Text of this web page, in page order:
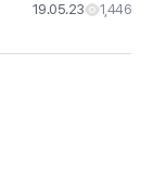
19.05.23 1,446